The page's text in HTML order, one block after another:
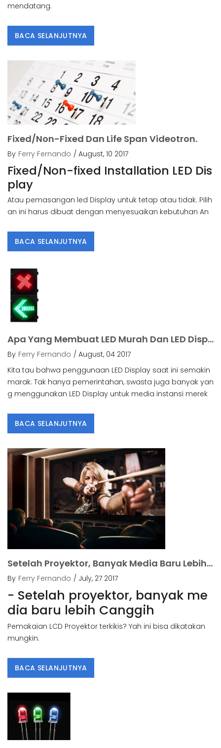
mendatang.
BACA SELANJUTNYA
Fixed/Non-Fixed Dan Life Span Videotron.
By Ferry Fernando / August, 10 2017
Fixed/Non-fixed Installation LED Dis
play
Atau pemasangan led Display untuk tetap atau tidak. Pilih
an ini harus dibuat dengan menyesuaikan kebutuhan An
BACA SELANJUTNYA
Apa Yang Membuat LED Murah Dan LED Display Banyak Digunakan Saat Ini?.
By Ferry Fernando / August, 04 2017
Kita tau bahwa penggunaan LED Display saat ini semakin
marak. Tak hanya pemerintahan, swasta juga banyak yan
g menggunakan LED Display untuk media instansi merek
BACA SELANJUTNYA
Setelah Proyektor, Banyak Media Baru Lebih Canggih.
By Ferry Fernando / July, 27 2017
- Setelah proyektor, banyak me
dia baru lebih Canggih
Pemakaian LCD Proyektor terkikis? Yah ini bisa dikatakan
mungkin.
BACA SELANJUTNYA